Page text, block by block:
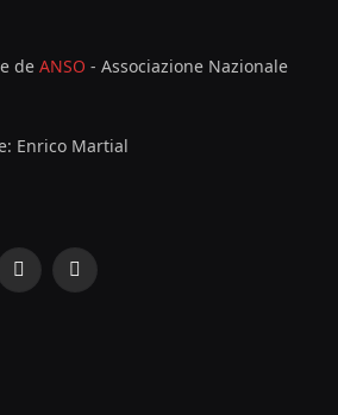
de ANSO - Associazione Nazionale
Enrico Martial
YouTubeLinkedIn